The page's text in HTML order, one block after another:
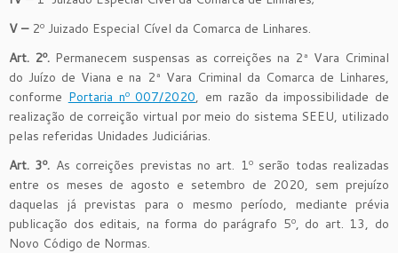
V –2º Juizado Especial Cível da Comarca de Linhares.
Art. 2º. Permanecem suspensas as correições na 2ª Vara Criminal
do Juízo de Viana e na 2ª Vara Criminal da Comarca de Linhares,
conforme Portaria nº 007/2020, em razão da impossibilidade de
realização de correição virtual por meio do sistema SEEU, utilizado
pelas referidas Unidades Judiciárias.
Art. 3º. As correições previstas no art. 1º serão todas realizadas
entre os meses de agosto e setembro de 2020, sem prejuízo
daquelas já previstas para o mesmo período, mediante prévia
publicação dos editais, na forma do parágrafo 5º, do art. 13, do
Novo Código de Normas.